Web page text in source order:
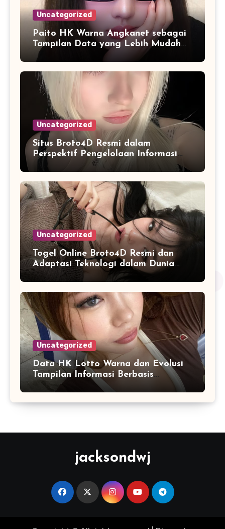
Uncategorized
Paito HK Warna Angkanet sebagai
Tampilan Data yang Lebih Mudah
Dipahami dan Dianalisis
Uncategorized
Situs Broto4D Resmi dalam
Perspektif Pengelolaan Informasi
dan Penyajian Data Harian
Uncategorized
Togel Online Broto4D Resmi dan
Adaptasi Teknologi dalam Dunia
Permainan
Uncategorized
Data HK Lotto Warna dan Evolusi
Tampilan Informasi Berbasis
Visualisasi Digital
jacksondwj